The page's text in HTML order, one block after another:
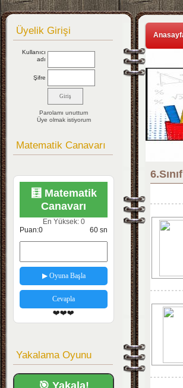
Üyelik Girişi
Kullanıcı
adı
Şifre
Parolamı unuttum
Üye olmak istiyorum
Matematik Canavarı
🧮 Matematik
Canavarı
En Yüksek: 0
Puan:0 60 sn
▶ Oyuna Başla
Cevapla
❤️❤️❤️
Yakalama Oyunu
🎯 Yakala!